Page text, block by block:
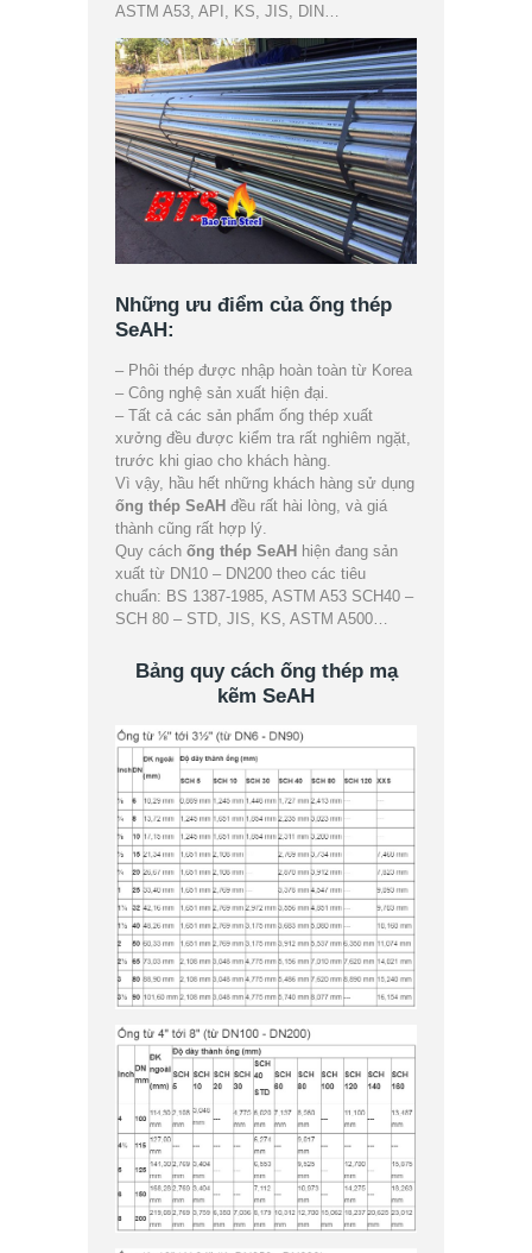
ASTM A53, API, KS, JIS, DIN…
Những ưu điểm của ống thép
SeAH:
– Phôi thép được nhập hoàn toàn từ Korea
– Công nghệ sản xuất hiện đại.
– Tất cả các sản phẩm ống thép xuất
xưởng đều được kiểm tra rất nghiêm ngặt,
trước khi giao cho khách hàng.
Vì vậy, hầu hết những khách hàng sử dụng
ống thép SeAH đều rất hài lòng, và giá
thành cũng rất hợp lý.
Quy cách ống thép SeAH hiện đang sản
xuất từ DN10 – DN200 theo các tiêu
chuẩn: BS 1387-1985, ASTM A53 SCH40 –
SCH 80 – STD, JIS, KS, ASTM A500…
Bảng quy cách ống thép mạ
kẽm SeAH